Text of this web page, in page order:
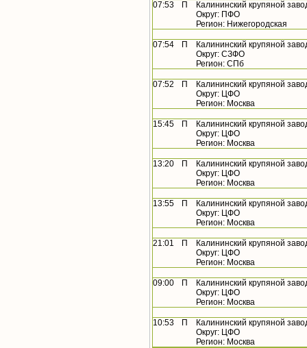
07:53 П
Калининский крупяной
Округ: ПФО
Регион: Нижегородская
07:54 П
Калининский крупяной
Округ: СЗФО
Регион: СПб
07:52 П
Калининский крупяной
Округ: ЦФО
Регион: Москва
15:45 П
Калининский крупяной
Округ: ЦФО
Регион: Москва
13:20 П
Калининский крупяной
Округ: ЦФО
Регион: Москва
13:55 П
Калининский крупяной
Округ: ЦФО
Регион: Москва
21:01 П
Калининский крупяной
Округ: ЦФО
Регион: Москва
09:00 П
Калининский крупяной
Округ: ЦФО
Регион: Москва
10:53 П
Калининский крупяной
Округ: ЦФО
Регион: Москва